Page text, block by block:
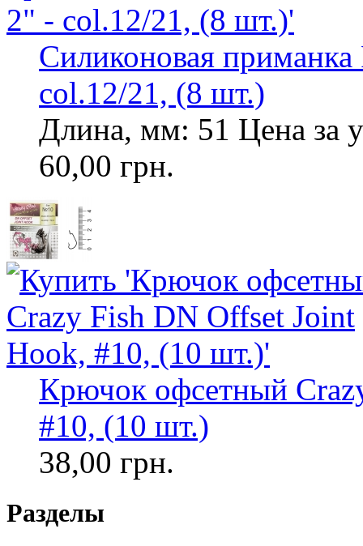
Силиконовая
col.12/21, (8 шт.)
Длина, мм: 51 Цена за
60,00 грн.
Крючок офсетный
#10, (10 шт.)
38,00 грн.
Разделы